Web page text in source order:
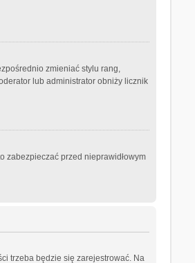
zmieniać stylu rang,
lub administrator obniży licznik
zabezpieczać przed nieprawidłowym
trzeba będzie się zarejestrować. Na